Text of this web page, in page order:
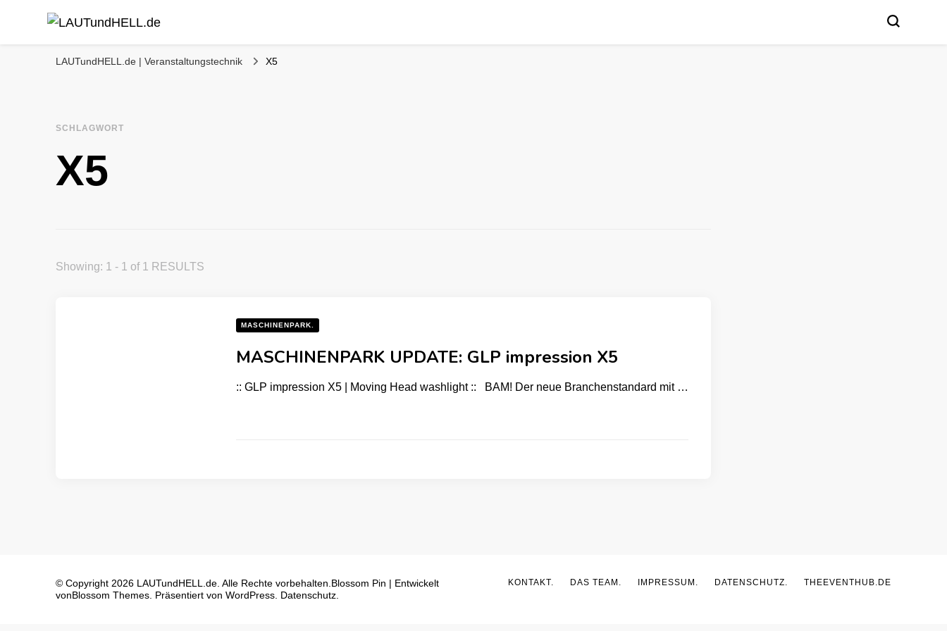
LAUTundHELL.de | Veranstaltungstechnik X5
SCHLAGWORT
X5
Showing: 1 - 1 of 1 RESULTS
MASCHINENPARK.
MASCHINENPARK UPDATE: GLP impression X5
:: GLP impression X5 | Moving Head washlight :: BAM! Der neue Branchenstandard mit …
© Copyright 2026 LAUTundHELL.de . Alle Rechte vorbehalten. Blossom Pin | Entwickelt
vonBlossom Themes . Präsentiert von WordPress Datenschutz.
KONTAKT. DAS TEAM. IMPRESSUM. DATENSCHUTZ. THEEVENTHUB.DE